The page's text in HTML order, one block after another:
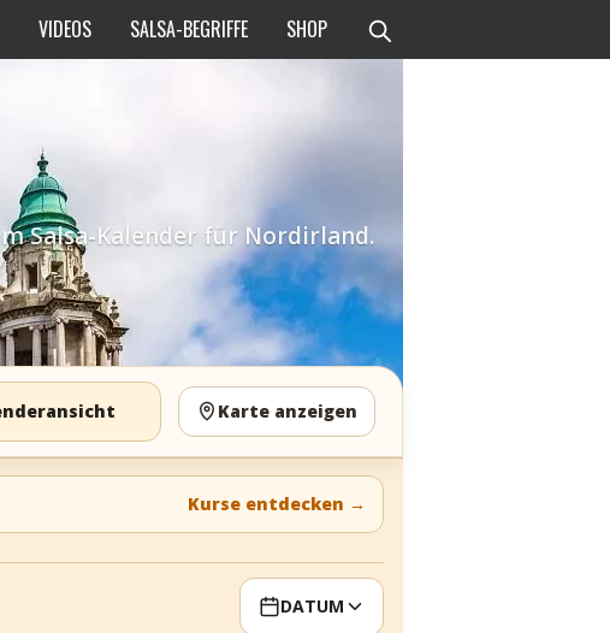
VIDEOS SALSA-BEGRIFFE SHOP
Salsa-Kalender für Nordirland.
Karte anzeigen
Kurse entdecken →
DATUM